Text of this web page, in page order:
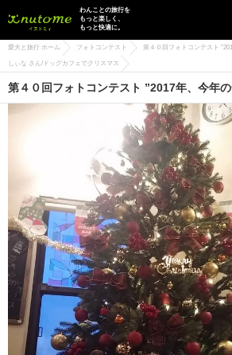
イヌトミィ
わんことの旅行を
もっと楽しく、
もっと快適に。
愛犬と旅行 ホーム フォトコンテスト 第４０回フォトコンテスト
しぃな さん/ドッグカフェでクリスマス
第４０回フォトコンテスト ”2017年、今年